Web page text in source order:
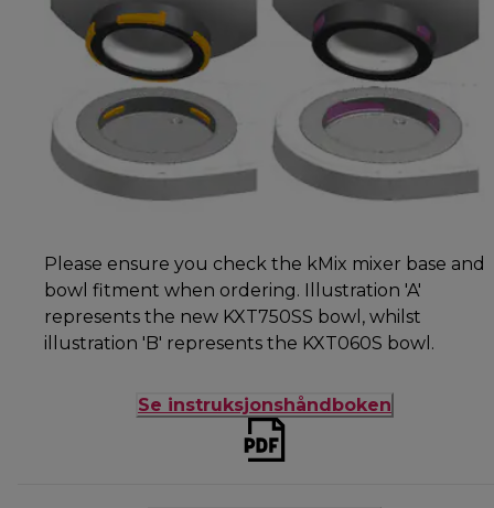
Please ensure you check the kMix mixer base and
bowl fitment when ordering. Illustration 'A'
represents the new KXT750SS bowl, whilst
illustration 'B' represents the KXT060S bowl.
Se instruksjonshåndboken